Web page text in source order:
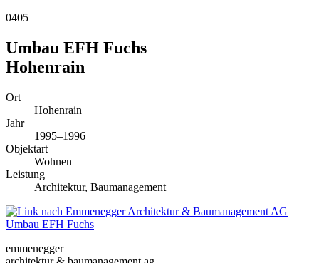
0405
Umbau EFH Fuchs
Hohenrain
Ort
Hohenrain
Jahr
1995–1996
Objektart
Wohnen
Leistung
Architektur, Baumanagement
Umbau EFH Fuchs
emmenegger